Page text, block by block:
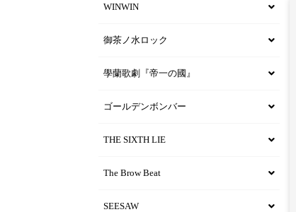
WINWIN
御茶ノ水ロック
學蘭歌劇『帝一の國』
ゴールデンボンバー
THE SIXTH LIE
The Brow Beat
SEESAW